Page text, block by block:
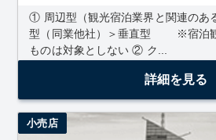
① 周辺型（観光宿泊業界と関連のあ
型（同業他社）＞垂直型 ※宿泊観
ものは対象としない ② ク...
詳細を見る
小売店